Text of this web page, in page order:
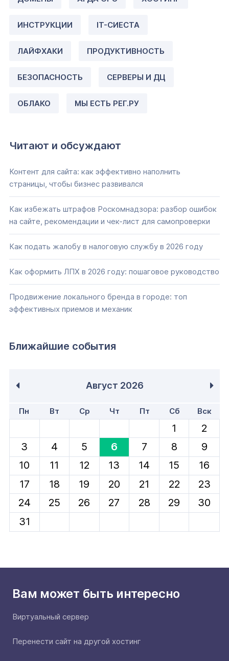
ИНСТРУКЦИИ IT-СИЕСТА
ЛАЙФХАКИ ПРОДУКТИВНОСТЬ
БЕЗОПАСНОСТЬ СЕРВЕРЫ И ДЦ
ОБЛАКО МЫ ЕСТЬ РЕГ.РУ
Читают и обсуждают
Контент для сайта: как эффективно наполнить
страницы, чтобы бизнес развивался
Как избежать штрафов Роскомнадзора: разбор ошибок
на сайте, рекомендации и чек-лист для самопроверки
Как подать жалобу в налоговую службу в 2026 году
Как оформить ЛПХ в 2026 году: пошаговое руководство
Продвижение локального бренда в городе: топ
эффективных приемов и механик
Ближайшие события
Август 2026
Пн Вт Ср Чт Пт Сб Вск
1
2
3
4 5 6 7 8
9
10
11 12 13 14 15
16
17
18 19 20 21 22
23
24
25 26 27 28 29
30
31
Вам может быть интересно
Виртуальный сервер
Перенести сайт на другой хостинг